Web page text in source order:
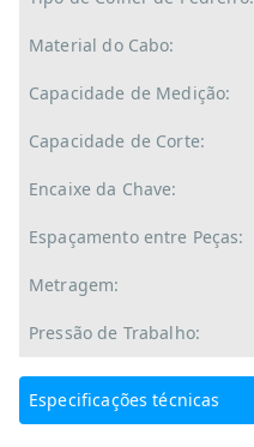
Material do Cabo:
Capacidade de Medição:
Capacidade de Corte:
Encaixe da Chave:
Espaçamento entre Peças:
Metragem:
Pressão de Trabalho:
Especificações técnicas